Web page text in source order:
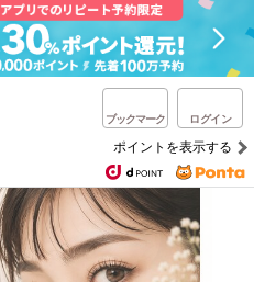
ブックマーク ログイン
ポイントを表示する